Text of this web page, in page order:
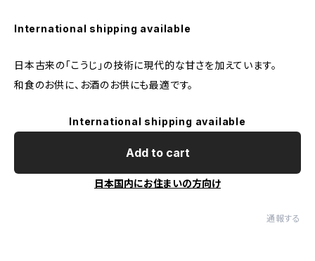
International shipping available
日本古来の「こうじ」の技術に現代的な甘さを加えています。
和食のお供に、お酒のお供にも最適です。
International shipping available
Add to cart
日本国内にお住まいの方向け
通報する